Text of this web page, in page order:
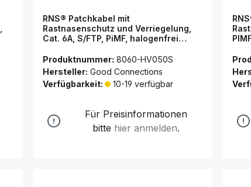
RNS® Patchkabel mit
Rastnasenschutz und Verriegelung,
Cat. 6A, S/FTP, PiMF, halogenfrei
Connections®
Produktnummer: 8060-HV050S
Hersteller: Good Connections
Verfügbarkeit:
10-19 verfügbar
Für Preisinformationen
bitte hier anmelden.